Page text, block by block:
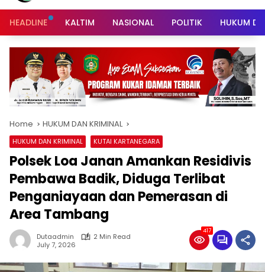
HEADLINE KALTIM NASIONAL POLITIK HUKUM
Home HUKUM DAN KRIMINAL
HUKUM DAN KRIMINAL KUTAI KARTANEGARA
Polsek Loa Janan Amankan Residivis
Pembawa Badik, Diduga Terlibat
Penganiayaan dan Pemerasan di
Area Tambang
Dutaadmin
2 Min Read
July 7, 2026
417